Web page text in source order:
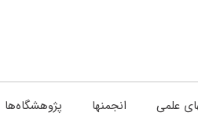
علمی انجمنها پژوهشگاه‌ها